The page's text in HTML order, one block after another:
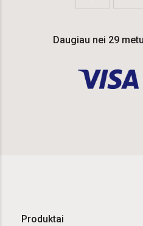
Daugiau nei 29
Produktai